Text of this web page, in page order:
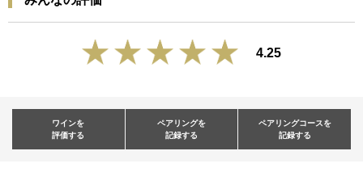
4.25
ワインを
評価する
ペアリングを
記録する
ペアリングコースを
記録する